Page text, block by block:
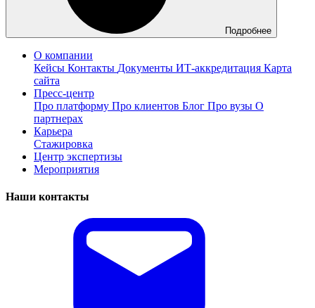
Подробнее
О компании
Кейсы Контакты Документы ИТ-аккредитация Карта
сайта
Пресс-центр
Про платформу Про клиентов Блог Про вузы О
партнерах
Карьера
Стажировка
Центр экспертизы
Мероприятия
Наши контакты